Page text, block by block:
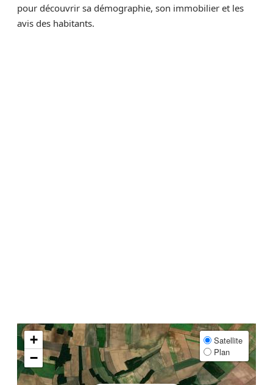
pour découvrir sa démographie, son immobilier et les
avis des habitants.
+
−
Satellite
Plan